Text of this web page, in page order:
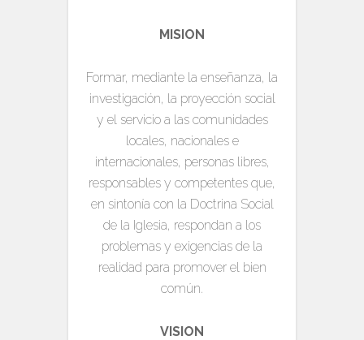
MISION
Formar, mediante la enseñanza, la
investigación, la proyección social
y el servicio a las comunidades
locales, nacionales e
internacionales, personas libres,
responsables y competentes que,
en sintonía con la Doctrina Social
de la Iglesia, respondan a los
problemas y exigencias de la
realidad para promover el bien
común.
VISION